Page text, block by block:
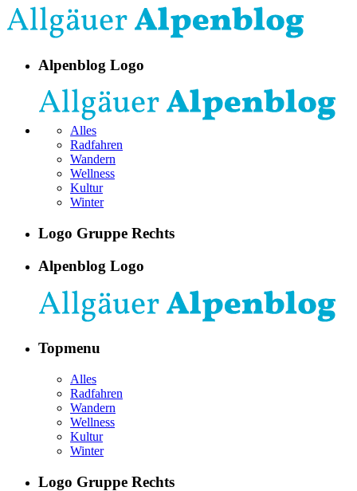
Alpenblog Logo
Alles
Radfahren
Wandern
Wellness
Kultur
Winter
Logo Gruppe Rechts
Alpenblog Logo
Topmenu
Alles
Radfahren
Wandern
Wellness
Kultur
Winter
Logo Gruppe Rechts